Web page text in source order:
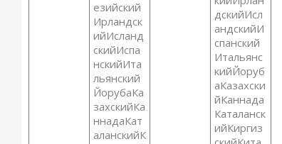
езийский
Ирландск
ийИсланд
скийИспа
нскийИта
льянский
ЙорубаКа
захскийКа
ннадаКат
аланскийК
дскийИсл
андскийИ
спанский
Итальянс
кийЙоруб
аКазахски
йКаннада
Каталанск
ийКиргиз